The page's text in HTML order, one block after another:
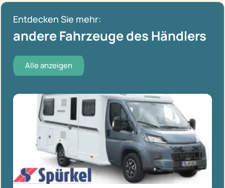
Entdecken Sie mehr:
andere Fahrzeuge des Händlers
Alle anzeigen